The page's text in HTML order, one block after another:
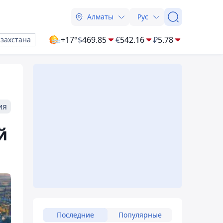
Алматы Рус
+17°$469.85 €542.16 ₽5.78
Последние Популярные